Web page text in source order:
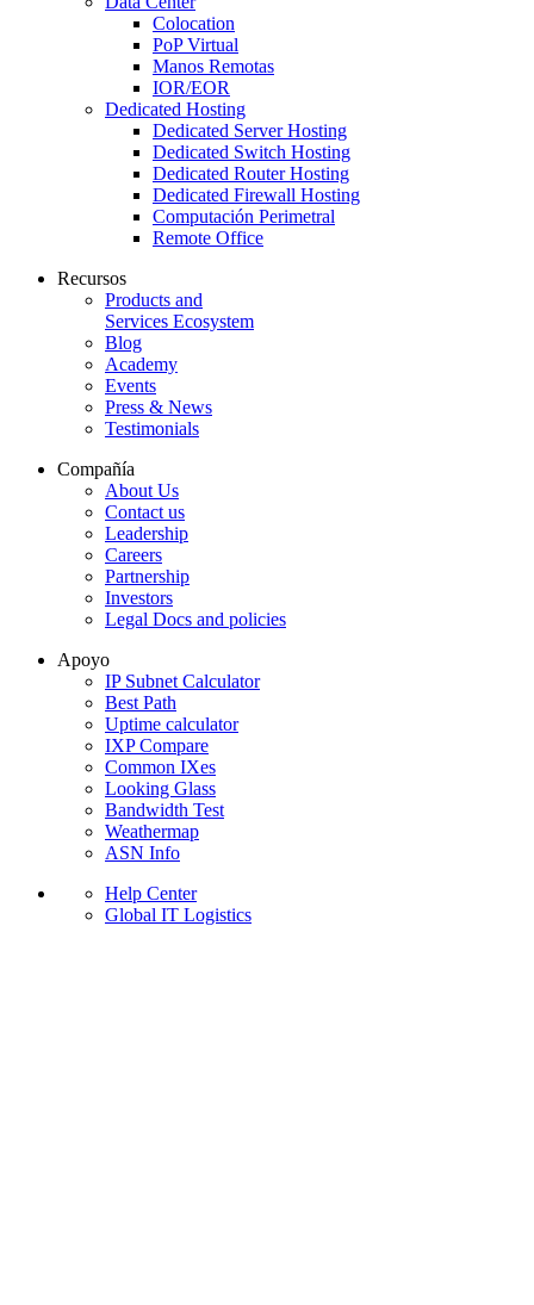
Colocation
PoP Virtual
Manos Remotas
IOR/EOR
Dedicated Hosting
Dedicated Server Hosting
Dedicated Switch Hosting
Dedicated Router Hosting
Dedicated Firewall Hosting
Computación Perimetral
Remote Office
Recursos
Products and
Services Ecosystem
Blog
Academy
Events
Press & News
Testimonials
Compañía
About Us
Contact us
Leadership
Careers
Partnership
Investors
Legal Docs and policies
Apoyo
IP Subnet Calculator
Best Path
Uptime calculator
IXP Compare
Common IXes
Looking Glass
Bandwidth Test
Weathermap
ASN Info
Help Center
Global IT Logistics